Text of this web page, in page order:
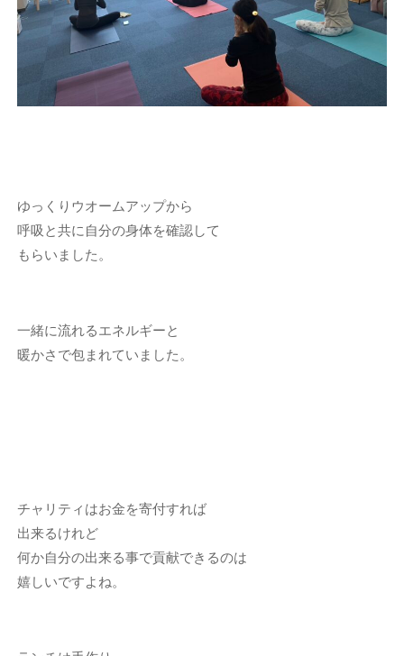
ゆっくりウオームアップから
呼吸と共に自分の身体を確認して
もらいました。
一緒に流れるエネルギーと
暖かさで包まれていました。
チャリティはお金を寄付すれば
出来るけれど
何か自分の出来る事で貢献できるのは
嬉しいですよね。